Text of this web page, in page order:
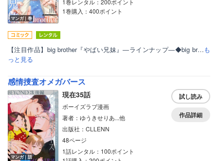
マンガ｜巻
1巻レンタル：200ポイント
1巻購入：400ポイント
【注目作品】big brother『やばい兄妹』―ラインナップ―◆big br…も
っと見る
感情捜査オメガバース
マンガ｜話
現在35話
ボーイズラブ漫画
著者：ゆうきせりあ...他
出版社：CLLENN
48ページ
1話レンタル：100ポイント
試し読み
作品詳細